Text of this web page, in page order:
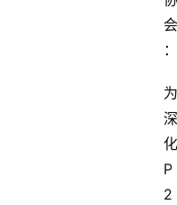
会
：
为
深
化
P
2